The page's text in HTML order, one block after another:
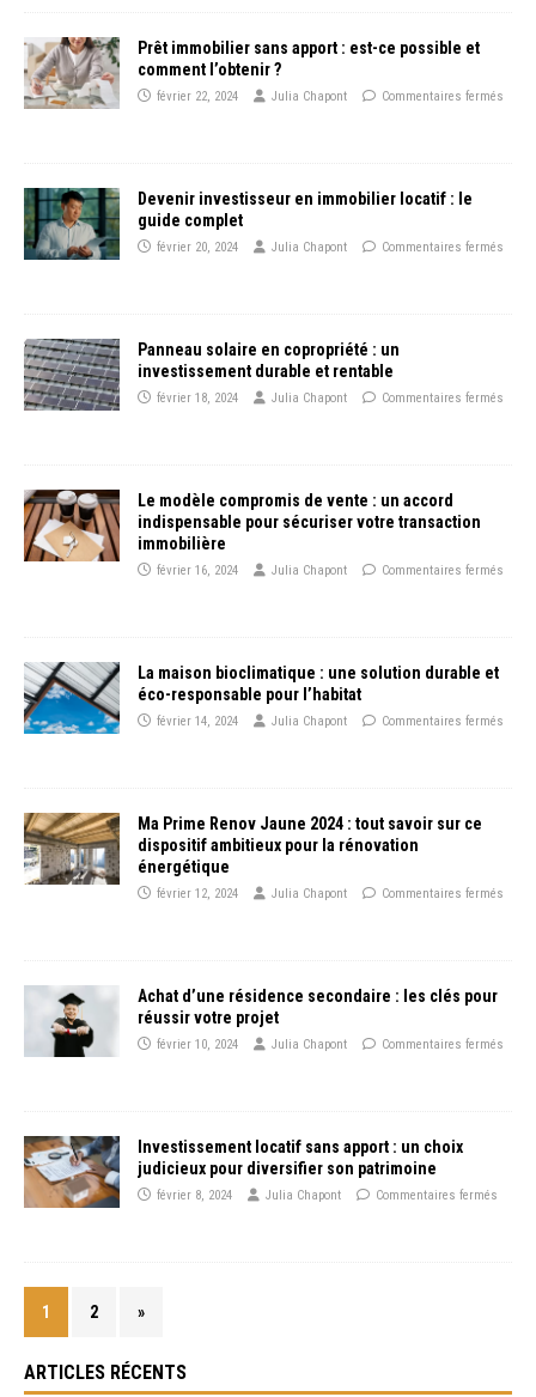
Prêt immobilier sans apport : est-ce possible et
comment l’obtenir ?
février 22, 2024 Julia Chapont Commentaires fermés
Devenir investisseur en immobilier locatif : le
guide complet
février 20, 2024 Julia Chapont Commentaires fermés
Panneau solaire en copropriété : un
investissement durable et rentable
février 18, 2024 Julia Chapont Commentaires fermés
Le modèle compromis de vente : un accord
indispensable pour sécuriser votre transaction
immobilière
février 16, 2024 Julia Chapont Commentaires fermés
La maison bioclimatique : une solution durable et
éco-responsable pour l’habitat
février 14, 2024 Julia Chapont Commentaires fermés
Ma Prime Renov Jaune 2024 : tout savoir sur ce
dispositif ambitieux pour la rénovation
énergétique
février 12, 2024 Julia Chapont Commentaires fermés
Achat d’une résidence secondaire : les clés pour
réussir votre projet
février 10, 2024 Julia Chapont Commentaires fermés
Investissement locatif sans apport : un choix
judicieux pour diversifier son patrimoine
février 8, 2024 Julia Chapont Commentaires fermés
1 2 »
ARTICLES RÉCENTS